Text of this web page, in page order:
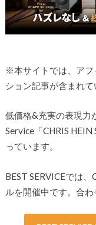
※本サイトでは、アフ
ション記事が含まれて
低価格&充実の表現力
Service「CHRIS
っています。
BEST SERVICEでは
ルを開催中です。合わ